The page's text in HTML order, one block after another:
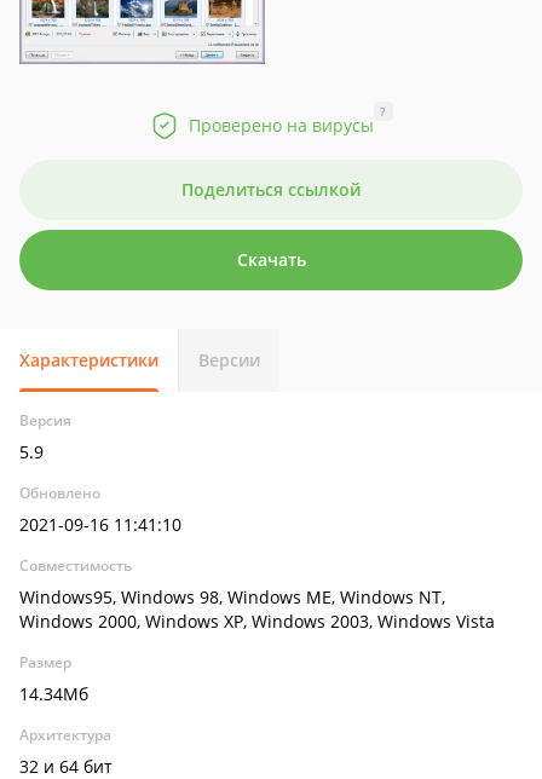
Проверено на вирусы
?
Поделиться ссылкой
Скачать
Характеристики Версии
Версия
5.9
Обновлено
2021-09-16 11:41:10
Совместимость
Windows95, Windows 98, Windows ME, Windows NT,
Windows 2000, Windows XP, Windows 2003, Windows Vista
Размер
14.34Мб
Архитектура
32 и 64 бит